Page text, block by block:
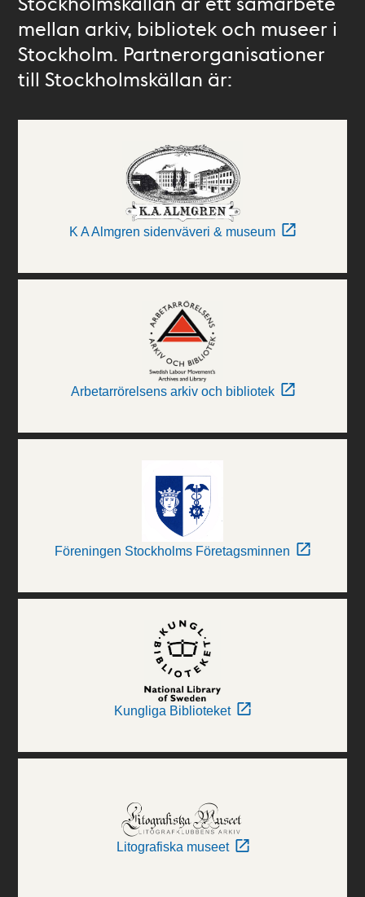
mellan arkiv, bibliotek och museer i
Stockholm. Partnerorganisationer
till Stockholmskällan är:
K A Almgren sidenväveri & museum
Arbetarrörelsens arkiv och bibliotek
Föreningen Stockholms Företagsminnen
Kungliga Biblioteket
Litografiska museet